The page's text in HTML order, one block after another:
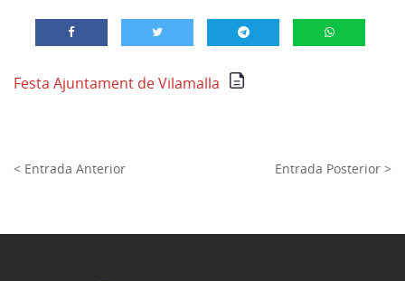
Festa Ajuntament de Vilamalla
< Entrada Anterior Entrada Posterior >